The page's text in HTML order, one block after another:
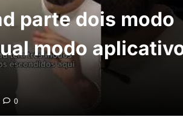
parte dois modo
modo
0